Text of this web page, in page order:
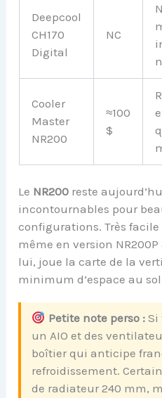
Deepcool
CH170
Digital
NC
Cooler
Master
NR200
≈100
$
Le NR200 reste
incontournables pour
configurations. Très
même en version
lui, joue la carte de la
minimum d’espace au
Petite note perso :Si
un AIO et des
boîtier qui anticipe
refroidissement.
de radiateur 240 mm,